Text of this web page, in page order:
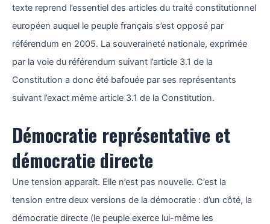
texte reprend l’essentiel des articles du traité constitutionnel
européen auquel le peuple français s’est opposé par
référendum en 2005. La souveraineté nationale, exprimée
par la voie du référendum suivant l’article 3.1 de la
Constitution a donc été bafouée par ses représentants
suivant l’exact même article 3.1 de la Constitution.
Démocratie représentative et
démocratie directe
Une tension apparaît. Elle n’est pas nouvelle. C’est la
tension entre deux versions de la démocratie : d’un côté, la
démocratie directe (le peuple exerce lui-même les